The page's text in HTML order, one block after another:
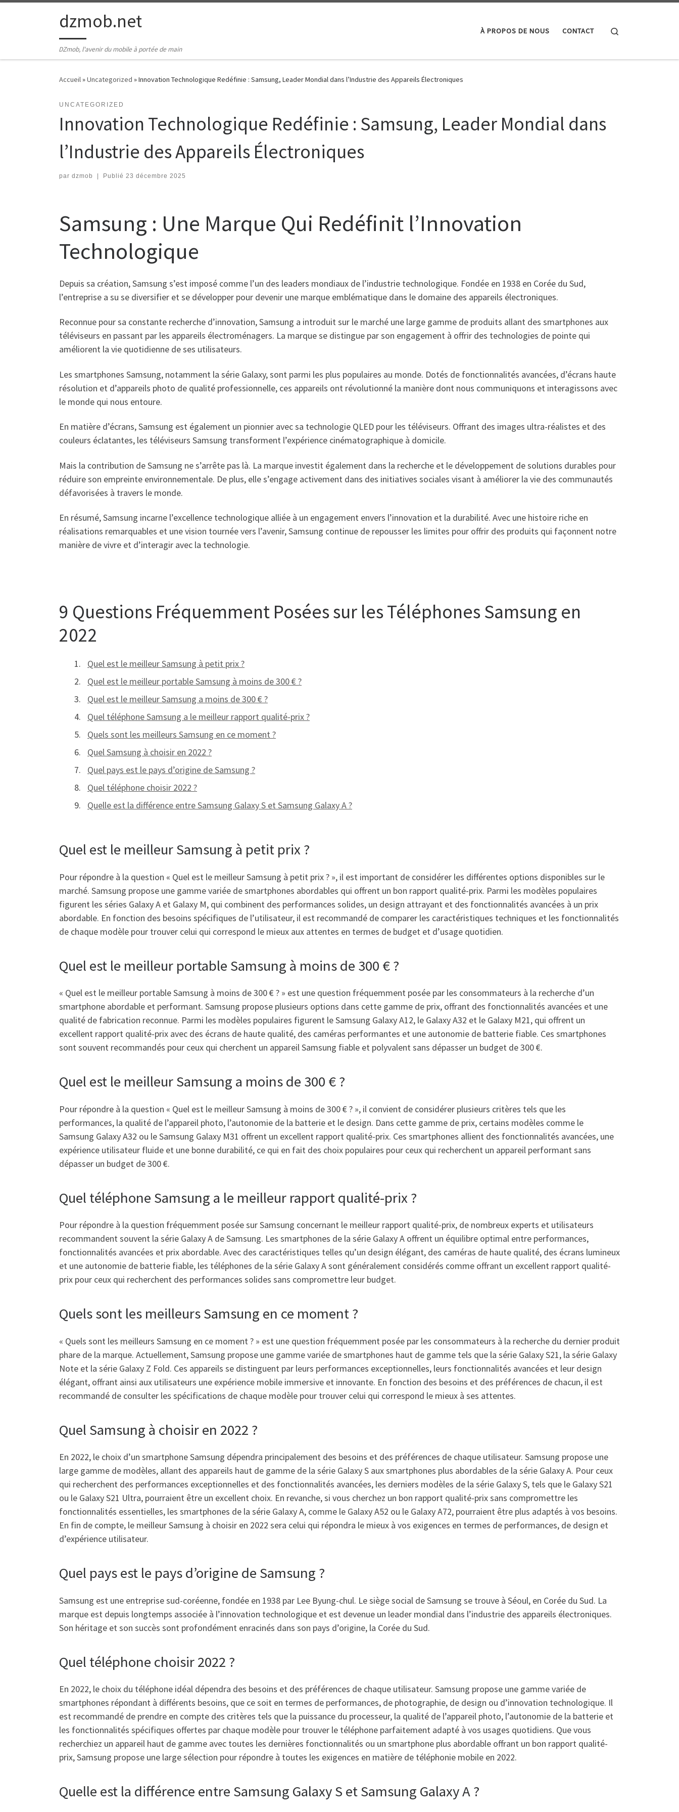
Passer au contenudzmob.net
DZmob, l'avenir du mobile à portée de main
À PROPOS DE NOUS CONTACT
Accueil»Uncategorized »Innovation Technologique Redéfinie : Samsung, Leader Mondial dans l’Industrie des Appareils Électroniques
UNCATEGORIZED
Innovation Technologique Redéfinie : Samsung, Leader Mondial dans
l’Industrie des Appareils Électroniques
par dzmob Publié 23 décembre 2025
Samsung : Une Marque Qui Redéfinit l’Innovation
Technologique
Depuis sa création, Samsung s’est imposé comme l’un des leaders mondiaux de l’industrie technologique. Fondée en 1938 en Corée du Sud,
l’entreprise a su se diversifier et se développer pour devenir une marque emblématique dans le domaine des appareils électroniques.
Reconnue pour sa constante recherche d’innovation, Samsung a introduit sur le marché une large gamme de produits allant des smartphones aux
téléviseurs en passant par les appareils électroménagers. La marque se distingue par son engagement à offrir des technologies de pointe qui
améliorent la vie quotidienne de ses utilisateurs.
Les smartphones Samsung, notamment la série Galaxy, sont parmi les plus populaires au monde. Dotés de fonctionnalités avancées, d’écrans haute
résolution et d’appareils photo de qualité professionnelle, ces appareils ont révolutionné la manière dont nous communiquons et interagissons avec
le monde qui nous entoure.
En matière d’écrans, Samsung est également un pionnier avec sa technologie QLED pour les téléviseurs. Offrant des images ultra-réalistes et des
couleurs éclatantes, les téléviseurs Samsung transforment l’expérience cinématographique à domicile.
Mais la contribution de Samsung ne s’arrête pas là. La marque investit également dans la recherche et le développement de solutions durables pour
réduire son empreinte environnementale. De plus, elle s’engage activement dans des initiatives sociales visant à améliorer la vie des communautés
défavorisées à travers le monde.
En résumé, Samsung incarne l’excellence technologique alliée à un engagement envers l’innovation et la durabilité. Avec une histoire riche en
réalisations remarquables et une vision tournée vers l’avenir, Samsung continue de repousser les limites pour offrir des produits qui façonnent notre
manière de vivre et d’interagir avec la technologie.
9 Questions Fréquemment Posées sur les Téléphones Samsung en
2022
Quel est le meilleur Samsung à petit prix ?
Quel est le meilleur portable Samsung à moins de 300 € ?
Quel est le meilleur Samsung a moins de 300 € ?
Quel téléphone Samsung a le meilleur rapport qualité-prix ?
Quels sont les meilleurs Samsung en ce moment ?
Quel Samsung à choisir en 2022 ?
Quel pays est le pays d’origine de Samsung ?
Quel téléphone choisir 2022 ?
Quelle est la différence entre Samsung Galaxy S et Samsung Galaxy A ?
Quel est le meilleur Samsung à petit prix ?
Pour répondre à la question « Quel est le meilleur Samsung à petit prix ? », il est important de considérer les différentes options disponibles sur le
marché. Samsung propose une gamme variée de smartphones abordables qui offrent un bon rapport qualité-prix. Parmi les modèles populaires
figurent les séries Galaxy A et Galaxy M, qui combinent des performances solides, un design attrayant et des fonctionnalités avancées à un prix
abordable. En fonction des besoins spécifiques de l’utilisateur, il est recommandé de comparer les caractéristiques techniques et les fonctionnalités
de chaque modèle pour trouver celui qui correspond le mieux aux attentes en termes de budget et d’usage quotidien.
Quel est le meilleur portable Samsung à moins de 300 € ?
« Quel est le meilleur portable Samsung à moins de 300 € ? » est une question fréquemment posée par les consommateurs à la recherche d’un
smartphone abordable et performant. Samsung propose plusieurs options dans cette gamme de prix, offrant des fonctionnalités avancées et une
qualité de fabrication reconnue. Parmi les modèles populaires figurent le Samsung Galaxy A12, le Galaxy A32 et le Galaxy M21, qui offrent un
excellent rapport qualité-prix avec des écrans de haute qualité, des caméras performantes et une autonomie de batterie fiable. Ces smartphones
sont souvent recommandés pour ceux qui cherchent un appareil Samsung fiable et polyvalent sans dépasser un budget de 300 €.
Quel est le meilleur Samsung a moins de 300 € ?
Pour répondre à la question « Quel est le meilleur Samsung à moins de 300 € ? », il convient de considérer plusieurs critères tels que les
performances, la qualité de l’appareil photo, l’autonomie de la batterie et le design. Dans cette gamme de prix, certains modèles comme le
Samsung Galaxy A32 ou le Samsung Galaxy M31 offrent un excellent rapport qualité-prix. Ces smartphones allient des fonctionnalités avancées, une
expérience utilisateur fluide et une bonne durabilité, ce qui en fait des choix populaires pour ceux qui recherchent un appareil performant sans
dépasser un budget de 300 €.
Quel téléphone Samsung a le meilleur rapport qualité-prix ?
Pour répondre à la question fréquemment posée sur Samsung concernant le meilleur rapport qualité-prix, de nombreux experts et utilisateurs
recommandent souvent la série Galaxy A de Samsung. Les smartphones de la série Galaxy A offrent un équilibre optimal entre performances,
fonctionnalités avancées et prix abordable. Avec des caractéristiques telles qu’un design élégant, des caméras de haute qualité, des écrans lumineux
et une autonomie de batterie fiable, les téléphones de la série Galaxy A sont généralement considérés comme offrant un excellent rapport qualité-
prix pour ceux qui recherchent des performances solides sans compromettre leur budget.
Quels sont les meilleurs Samsung en ce moment ?
« Quels sont les meilleurs Samsung en ce moment ? » est une question fréquemment posée par les consommateurs à la recherche du dernier produit
phare de la marque. Actuellement, Samsung propose une gamme variée de smartphones haut de gamme tels que la série Galaxy S21, la série Galaxy
Note et la série Galaxy Z Fold. Ces appareils se distinguent par leurs performances exceptionnelles, leurs fonctionnalités avancées et leur design
élégant, offrant ainsi aux utilisateurs une expérience mobile immersive et innovante. En fonction des besoins et des préférences de chacun, il est
recommandé de consulter les spécifications de chaque modèle pour trouver celui qui correspond le mieux à ses attentes.
Quel Samsung à choisir en 2022 ?
En 2022, le choix d’un smartphone Samsung dépendra principalement des besoins et des préférences de chaque utilisateur. Samsung propose une
large gamme de modèles, allant des appareils haut de gamme de la série Galaxy S aux smartphones plus abordables de la série Galaxy A. Pour ceux
qui recherchent des performances exceptionnelles et des fonctionnalités avancées, les derniers modèles de la série Galaxy S, tels que le Galaxy S21
ou le Galaxy S21 Ultra, pourraient être un excellent choix. En revanche, si vous cherchez un bon rapport qualité-prix sans compromettre les
fonctionnalités essentielles, les smartphones de la série Galaxy A, comme le Galaxy A52 ou le Galaxy A72, pourraient être plus adaptés à vos besoins.
En fin de compte, le meilleur Samsung à choisir en 2022 sera celui qui répondra le mieux à vos exigences en termes de performances, de design et
d’expérience utilisateur.
Quel pays est le pays d’origine de Samsung ?
Samsung est une entreprise sud-coréenne, fondée en 1938 par Lee Byung-chul. Le siège social de Samsung se trouve à Séoul, en Corée du Sud. La
marque est depuis longtemps associée à l’innovation technologique et est devenue un leader mondial dans l’industrie des appareils électroniques.
Son héritage et son succès sont profondément enracinés dans son pays d’origine, la Corée du Sud.
Quel téléphone choisir 2022 ?
En 2022, le choix du téléphone idéal dépendra des besoins et des préférences de chaque utilisateur. Samsung propose une gamme variée de
smartphones répondant à différents besoins, que ce soit en termes de performances, de photographie, de design ou d’innovation technologique. Il
est recommandé de prendre en compte des critères tels que la puissance du processeur, la qualité de l’appareil photo, l’autonomie de la batterie et
les fonctionnalités spécifiques offertes par chaque modèle pour trouver le téléphone parfaitement adapté à vos usages quotidiens. Que vous
recherchiez un appareil haut de gamme avec toutes les dernières fonctionnalités ou un smartphone plus abordable offrant un bon rapport qualité-
prix, Samsung propose une large sélection pour répondre à toutes les exigences en matière de téléphonie mobile en 2022.
Quelle est la différence entre Samsung Galaxy S et Samsung Galaxy A ?